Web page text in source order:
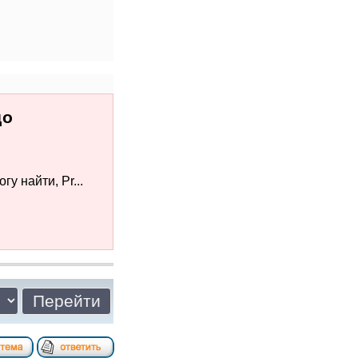
найти, Pr...